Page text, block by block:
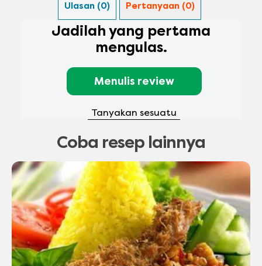
Ulasan (0) Pertanyaan (0)
Jadilah yang pertama
mengulas.
Menulis review
Tanyakan sesuatu
Coba resep lainnya